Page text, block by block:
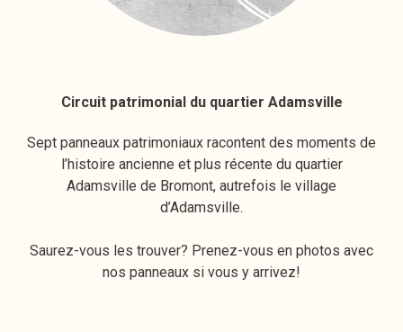
Circuit patrimonial du quartier Adamsville
Sept panneaux patrimoniaux racontent des moments de
l’histoire ancienne et plus récente du quartier
Adamsville de Bromont, autrefois le village
d’Adamsville.
Saurez-vous les trouver? Prenez-vous en photos avec
nos panneaux si vous y arrivez!